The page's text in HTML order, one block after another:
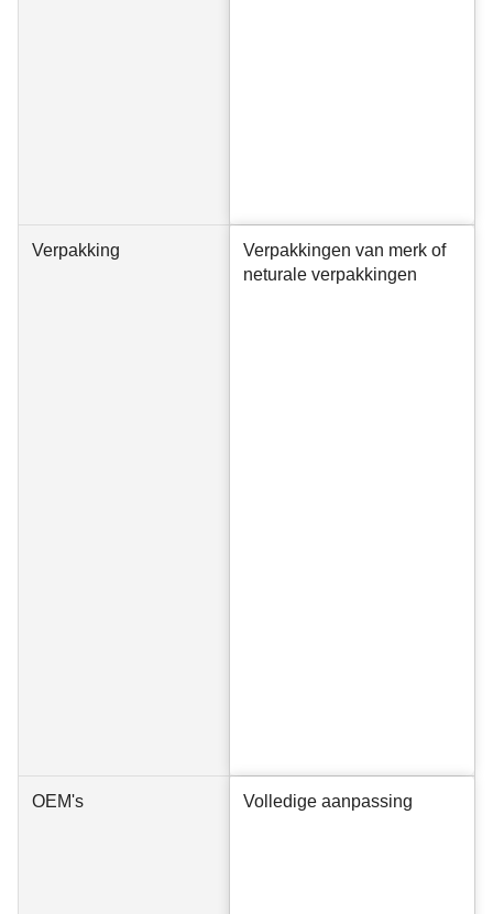
Verpakking
Verpakkingen van merk of
neturale verpakkingen
OEM's Volledige aanpassing